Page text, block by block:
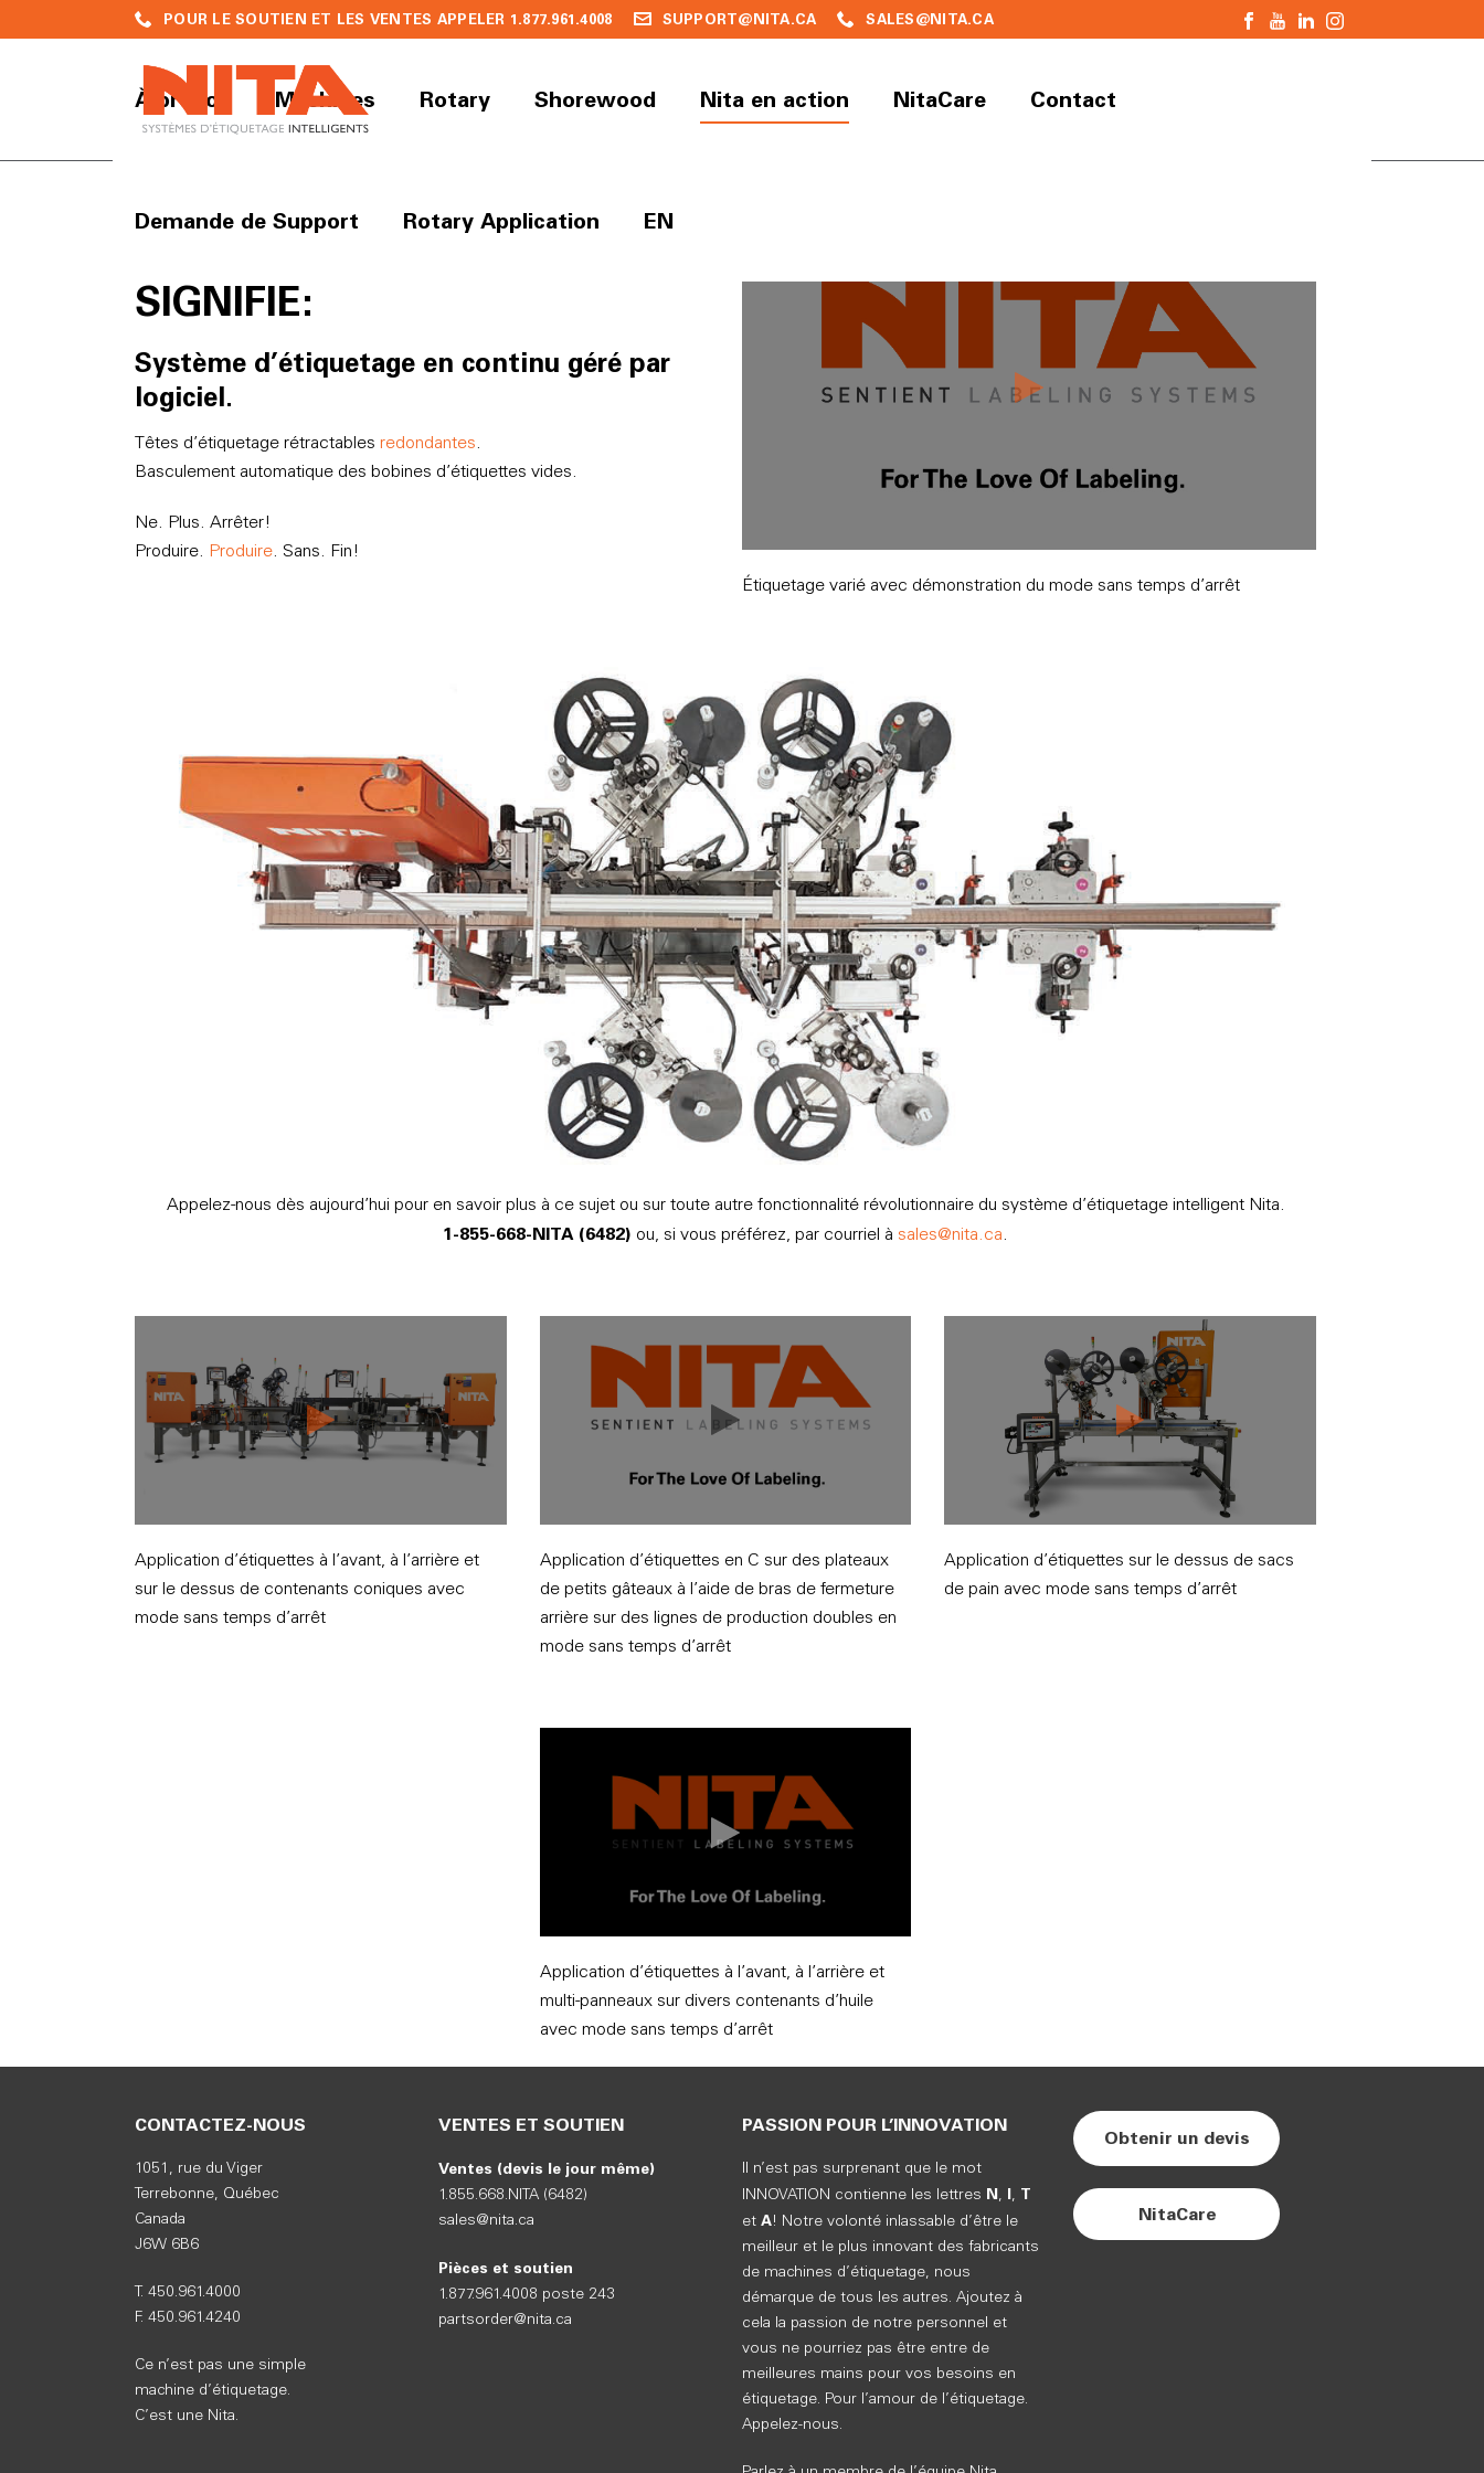
POUR LE SOUTIEN ET LES VENTES APPELER 1.877.961.4008 SUPPORT@NITA.CA SALES@NITA.CA
À propos Machines Rotary Shorewood Nita en action NitaCare Contact
Demande de Support Rotary Application EN
SIGNIFIE:
Système d’étiquetage en continu géré par
logiciel.
Têtes d’étiquetage rétractables redondantes.
Basculement automatique des bobines d’étiquettes vides.
Ne. Plus. Arrêter!
Produire. Produire. Sans. Fin!
Étiquetage varié avec démonstration du mode sans temps d’arrêt
Appelez-nous dès aujourd’hui pour en savoir plus à ce sujet ou sur toute autre fonctionnalité révolutionnaire du système d’étiquetage intelligent Nita.
1-855-668-NITA (6482) ou, si vous préférez, par courriel à sales@nita.ca
Application d’étiquettes à l’avant, à l’arrière et
sur le dessus de contenants coniques avec
mode sans temps d’arrêt
Application d’étiquettes en C sur des plateaux
de petits gâteaux à l’aide de bras de fermeture
arrière sur des lignes de production doubles en
mode sans temps d’arrêt
Application d’étiquettes sur le dessus de sacs
de pain avec mode sans temps d’arrêt
Application d’étiquettes à l’avant, à l’arrière et
multi-panneaux sur divers contenants d’huile
avec mode sans temps d’arrêt
CONTACTEZ-NOUS
1051, rue du Viger
Terrebonne, Québec
Canada
J6W 6B6
T. 450.961.4000
F. 450.961.4240
Ce n’est pas une simple
machine d’étiquetage.
C’est une Nita.
VENTES ET SOUTIEN
Ventes (devis le jour même)
1.855.668.NITA (6482)
sales@nita.ca
Pièces et soutien
1.877.961.4008 poste 243
partsorder@nita.ca
PASSION POUR L’INNOVATION
Il n’est pas surprenant que le mot
INNOVATION contienne les lettres N, I, T
et A! Notre volonté inlassable d’être le
meilleur et le plus innovant des fabricants
de machines d’étiquetage, nous
démarque de tous les autres. Ajoutez à
cela la passion de notre personnel et
vous ne pourriez pas être entre de
meilleures mains pour vos besoins en
étiquetage. Pour l’amour de l’étiquetage.
Appelez-nous.
Obtenir un devis
NitaCare